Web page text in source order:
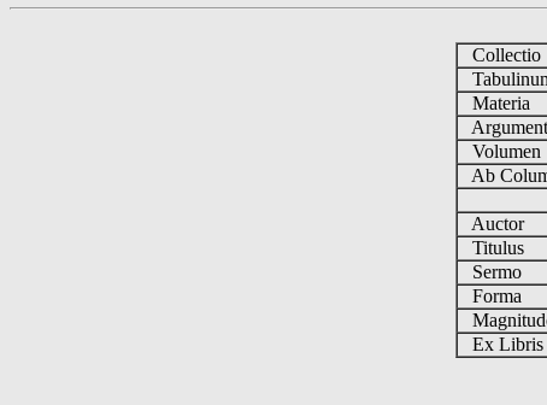
Collectio
Materia
Volumen
Ab
Auctor
Titulus
Sermo
Forma
Ex Libris